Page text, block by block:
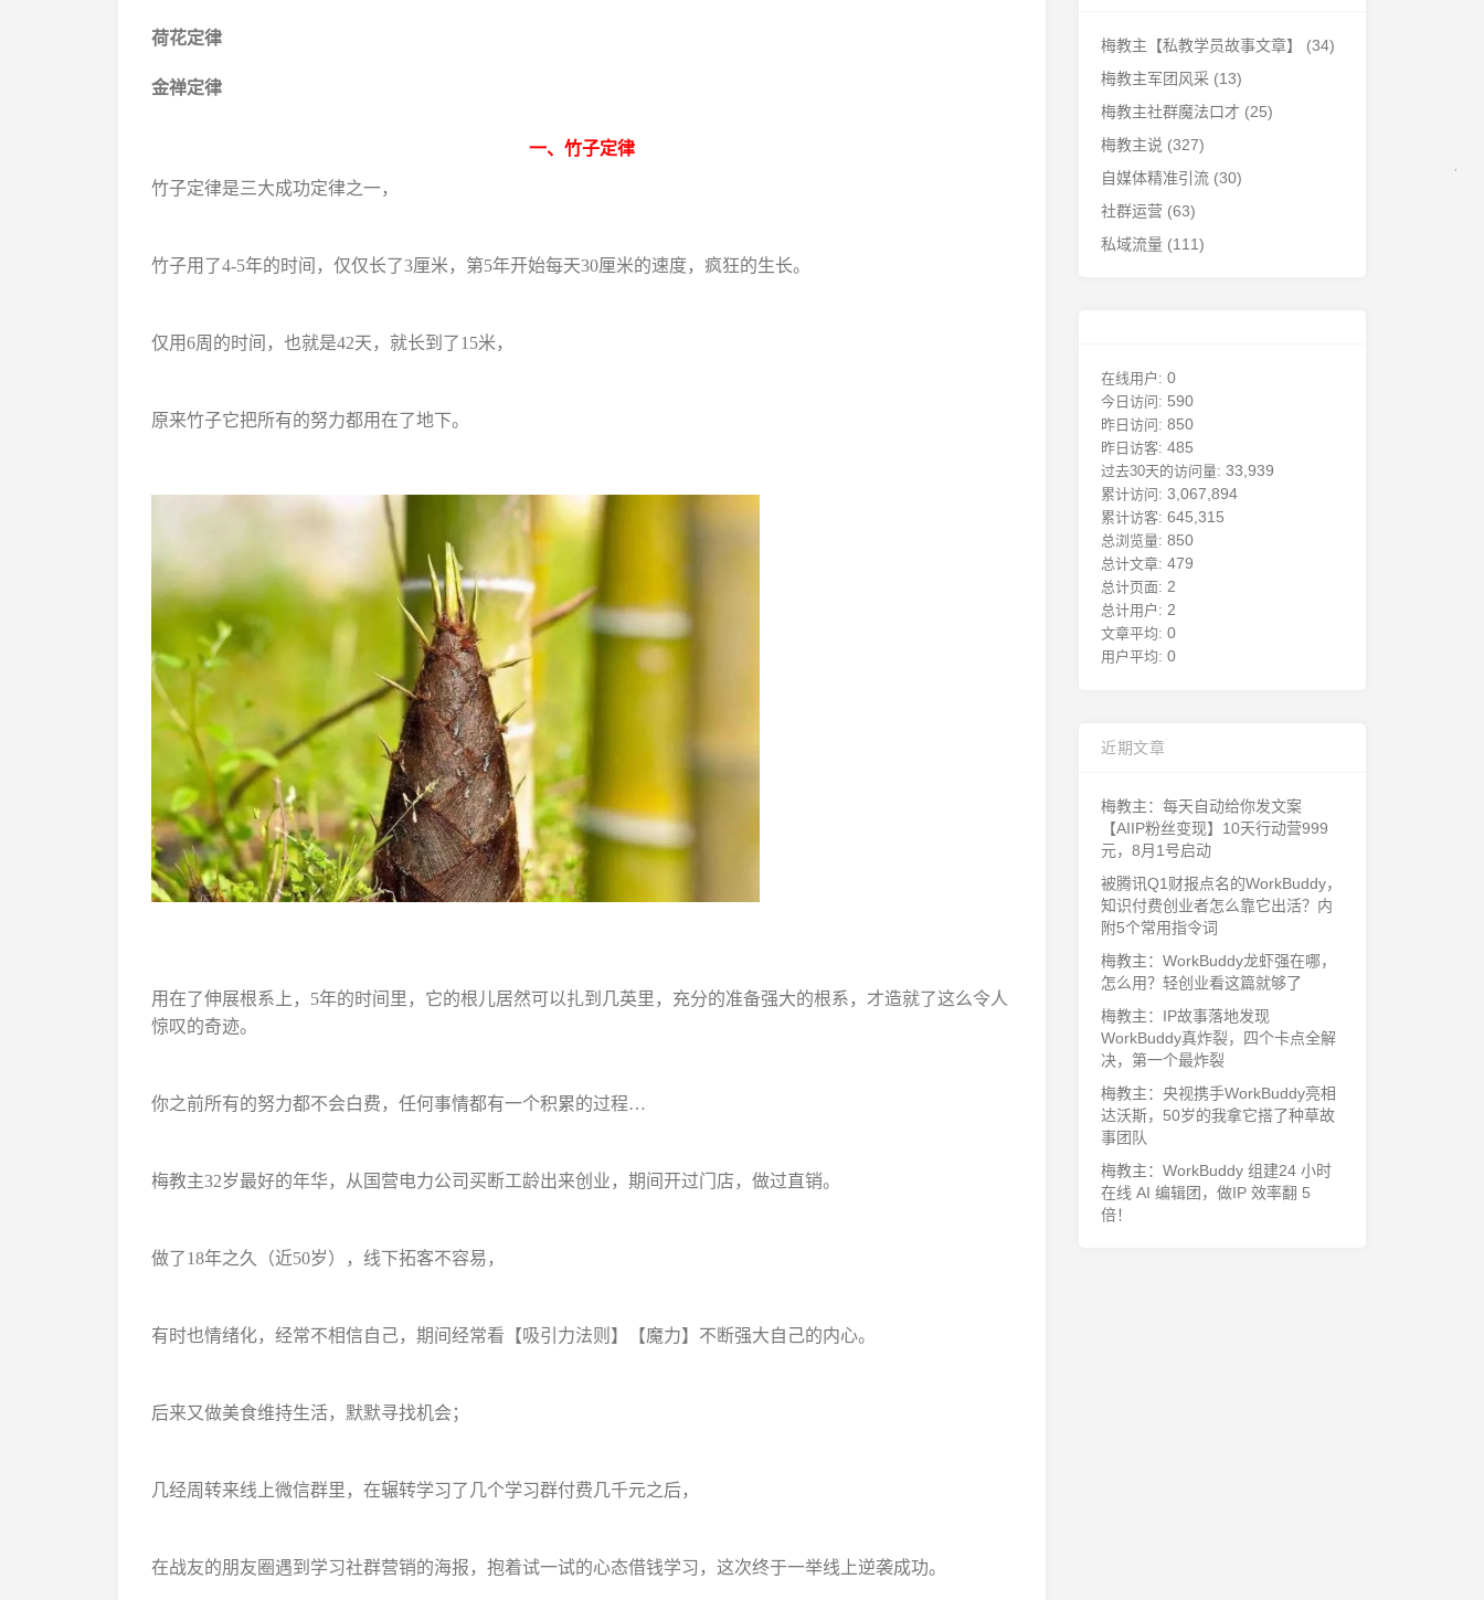
荷花定律
金禅定律
一、竹子定律
竹子定律是三大成功定律之一，
竹子用了4-5年的时间，仅仅长了3厘米，第5年开始每天30厘米的速度，疯狂的生长。
仅用6周的时间，也就是42天，就长到了15米，
原来竹子它把所有的努力都用在了地下。
用在了伸展根系上，5年的时间里，它的根儿居然可以扎到几英里，充分的准备强大的根系，才造就了这么令人
惊叹的奇迹。
你之前所有的努力都不会白费，任何事情都有一个积累的过程…
梅教主32岁最好的年华，从国营电力公司买断工龄出来创业，期间开过门店，做过直销。
做了18年之久（近50岁），线下拓客不容易，
有时也情绪化，经常不相信自己，期间经常看【吸引力法则】【魔力】不断强大自己的内心。
后来又做美食维持生活，默默寻找机会；
几经周转来线上微信群里，在辗转学习了几个学习群付费几千元之后，
在战友的朋友圈遇到学习社群营销的海报，抱着试一试的心态借钱学习，这次终于一举线上逆袭成功。
梅教主【私教学员故事文章】
(34)
梅教主军团风采 (13)
梅教主社群魔法口才 (25)
梅教主说 (327)
自媒体精准引流 (30)
社群运营 (63)
私域流量 (111)
在线用户: 0
今日访问: 590
昨日访问: 850
昨日访客: 485
过去30天的访问量: 33,939
累计访问: 3,067,894
累计访客: 645,315
总浏览量: 850
总计文章: 479
总计页面: 2
总计用户: 2
文章平均: 0
用户平均: 0
近期文章
梅教主：每天自动给你发文案
【AIIP粉丝变现】10天行动营999
元，8月1号启动
被腾讯Q1财报点名的WorkBuddy，
知识付费创业者怎么靠它出活？内
附5个常用指令词
梅教主：WorkBuddy龙虾强在哪，
怎么用？轻创业看这篇就够了
梅教主：IP故事落地发现
WorkBuddy真炸裂，四个卡点全解
决，第一个最炸裂
梅教主：央视携手WorkBuddy亮相
达沃斯，50岁的我拿它搭了种草故
事团队
梅教主：WorkBuddy 组建24 小时
在线 AI 编辑团，做IP 效率翻 5
倍！